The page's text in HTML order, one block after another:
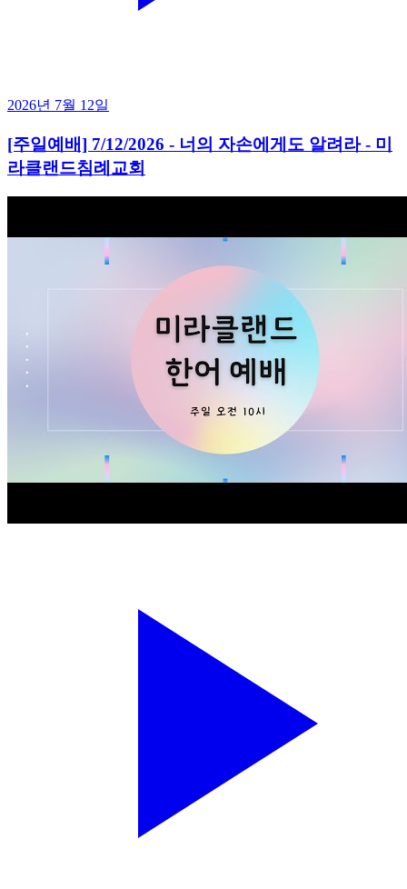
2026년 7월 12일
[주일예배] 7/12/2026 - 너의 자손에게도 알려라 - 미
라클랜드침례교회